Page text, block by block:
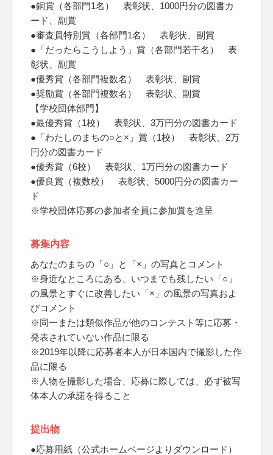
●銅賞（各部門1名） 表彰状、1000円分の図書カ
ード、副賞
●審査員特別賞（各部門1名） 表彰状、副賞
●「だったらこうしよう」賞（各部門若干名） 表
彰状、副賞
●優秀賞（各部門複数名） 表彰状、副賞
●奨励賞（各部門複数名） 表彰状、副賞
【学校団体部門】
●最優秀賞（1校） 表彰状、3万円分の図書カード
●「わたしのまちの○と×」賞（1校） 表彰状、2万
円分の図書カード
●優秀賞（6校） 表彰状、1万円分の図書カード
●優良賞（複数校） 表彰状、5000円分の図書カー
ド
※学校団体応募の参加者全員に参加賞を進呈
募集内容
あなたのまちの「○」と「×」の写真とコメント
※身近なところにある、いつまでも残したい「○」
の風景とすぐに改善したい「×」の風景の写真およ
びコメント
※同一または類似作品が他のコンテスト等に応募・
発表されていない作品に限る
※2019年以降に応募者本人が日本国内で撮影した作
品に限る
※人物を撮影した場合、応募に際しては、必ず被写
体本人の承諾を得ること
提出物
●応募用紙（公式ホームページよりダウンロード）